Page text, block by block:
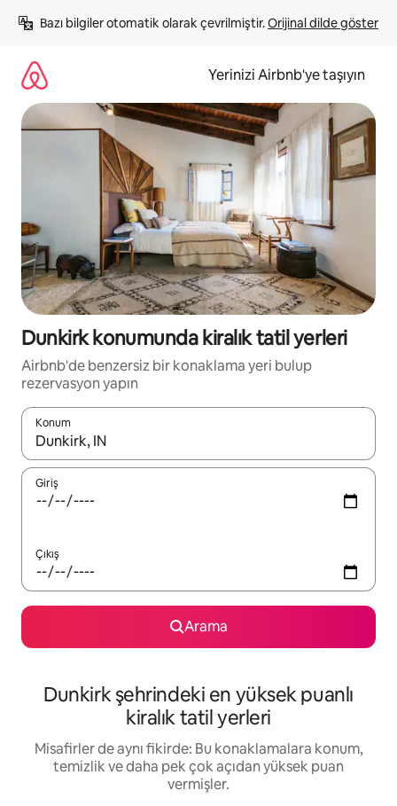
atla
Bazı bilgiler otomatik olarak çevrilmiştir. Orijinal dilde göster
Yerinizi Airbnb'ye taşıyın
Dunkirk konumunda kiralık tatil yerleri
Airbnb'de benzersiz bir konaklama yeri bulup
rezervasyon yapın
Konum
Sonuçlar kullanılabilir olduğunda yukarı ve aşağı oklarıyla
Giriş
Çıkış
Arama
Dunkirk şehrindeki en yüksek puanlı
kiralık tatil yerleri
Misafirler de aynı fikirde: Bu konaklamalara konum,
temizlik ve daha pek çok açıdan yüksek puan
vermişler.